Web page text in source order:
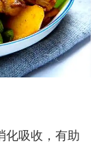
化吸收，有助